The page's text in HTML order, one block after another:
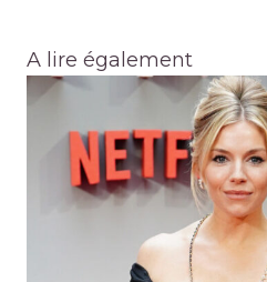
A lire également